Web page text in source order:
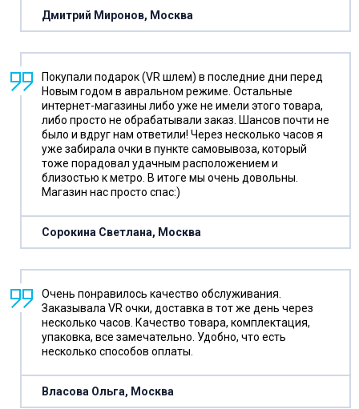
Дмитрий Миронов, Москва
Покупали подарок (VR шлем) в последние дни перед
Новым годом в авральном режиме. Остальные
интернет-магазины либо уже не имели этого товара,
либо просто не обрабатывали заказ. Шансов почти не
было и вдруг нам ответили! Через несколько часов я
уже забирала очки в пункте самовывоза, который
тоже порадовал удачным расположением и
близостью к метро. В итоге мы очень довольны.
Магазин нас просто спас:)
Сорокина Светлана, Москва
Очень понравилось качество обслуживания.
Заказывала VR очки, доставка в тот же день через
несколько часов. Качество товара, комплектация,
упаковка, все замечательно. Удобно, что есть
несколько способов оплаты.
Власова Ольга, Москва